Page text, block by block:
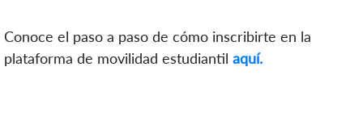
Conoce el paso a paso de cómo inscribirte en la
plataforma de movilidad estudiantil aquí.